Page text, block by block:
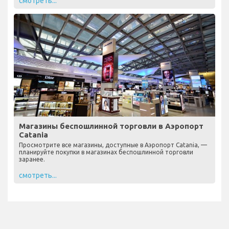
Магазины беспошлинной торговли в Аэропорт
Catania
Просмотрите все магазины, доступные в Аэропорт Catania, —
планируйте покупки в магазинах беспошлинной торговли
заранее.
смотреть...